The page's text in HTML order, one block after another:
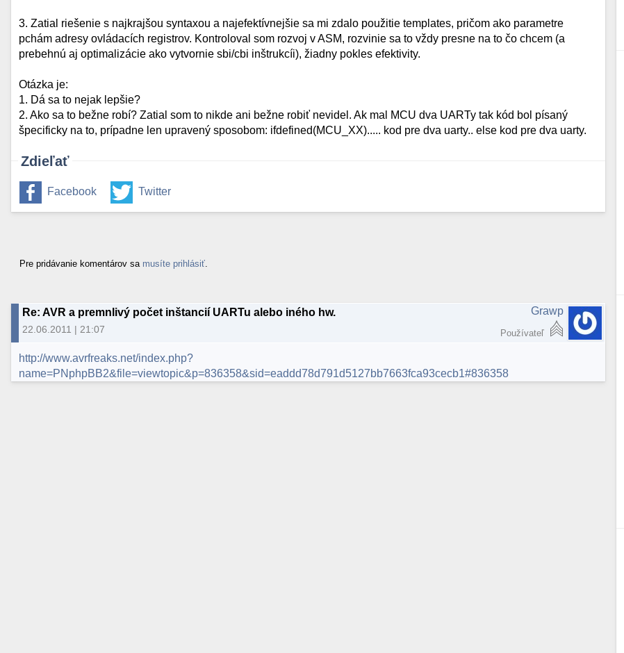
3. Zatial riešenie s najkrajšou syntaxou a najefektívnejšie sa mi zdalo použitie templates, pričom ako parametre
pchám adresy ovládacích registrov. Kontroloval som rozvoj v ASM, rozvinie sa to vždy presne na to čo chcem (a
prebehnú aj optimalizácie ako vytvornie sbi/cbi inštrukcíi), žiadny pokles efektivity.
Otázka je:
1. Dá sa to nejak lepšie?
2. Ako sa to bežne robí? Zatial som to nikde ani bežne robiť nevidel. Ak mal MCU dva UARTy tak kód bol písaný
špecificky na to, prípadne len upravený sposobom: ifdefined(MCU_XX)..... kod pre dva uarty.. else kod pre dva uarty.
Zdieľať
Facebook Twitter
Pre pridávanie komentárov sa musíte prihlásiť
Re: AVR a premnlivý počet inštancií UARTu alebo iného hw.
22.06.2011 | 21:07
Grawp
Používateľ
http://www.avrfreaks.net/index.php?
name=PNphpBB2&file=viewtopic&p=836358&sid=eaddd78d791d5127bb7663fca93cecb1#836358